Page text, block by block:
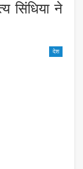
सिंधिया ने
देश